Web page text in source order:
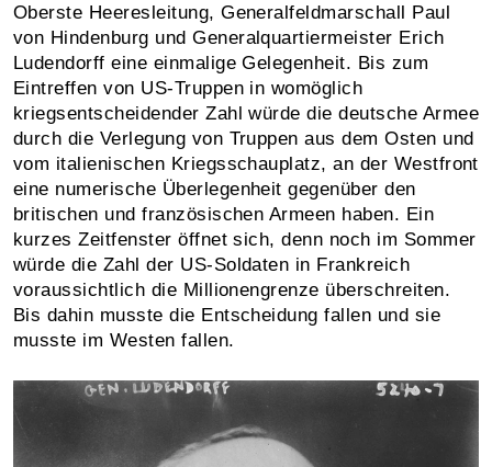
Oberste Heeresleitung, Generalfeldmarschall Paul
von Hindenburg und Generalquartiermeister Erich
Ludendorff eine einmalige Gelegenheit. Bis zum
Eintreffen von US-Truppen in womöglich
kriegsentscheidender Zahl würde die deutsche Armee
durch die Verlegung von Truppen aus dem Osten und
vom italienischen Kriegsschauplatz, an der Westfront
eine numerische Überlegenheit gegenüber den
britischen und französischen Armeen haben. Ein
kurzes Zeitfenster öffnet sich, denn noch im Sommer
würde die Zahl der US-Soldaten in Frankreich
voraussichtlich die Millionengrenze überschreiten.
Bis dahin musste die Entscheidung fallen und sie
musste im Westen fallen.